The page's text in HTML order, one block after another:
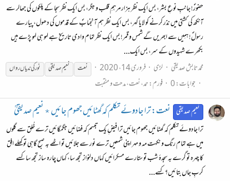
حضورؐ! جانبِ نوعِ بشر، بس ایک نظر ہزار مرہمِ قلب و جگر، بس ایک نظر سجا کے پلکوں کی جھالر سے
آنکھ کی کشتی میں نذر کرنے کو لایا گہر، بس ایک نظر ہم آنجنابؐ کے قدموں کی دھول، پیارے
رسولؐ! ہمِیں سے ابھریں گے شمس و قمر! بس ایک نظر تمام وادیِ تاریخ ہے لہو ہی لہو پڑے ہیں
بکھرے شہیدوں کے سر، بس ایک...
محمد تابش صدیقی
لڑی فروری 14، 2020 نعت نعیم صدیقی نورکیندیاںرواں
جوابات: 0 فورم:حمد، نعت، مدحت و منقبت
نعیم صدیقی نعت: ترا جادوئے تکلم کہ گھٹائیں جھوم جائیں ٭ نعیم صدیقیؒ
ترا جادوئے تکلم کہ گھٹائیں جھوم جائیں ترا فیضِ یک تبسم کہ فضائیں جگمگائیں ترے خُلق سے گلوں
میں ہے تمام رنگ و نکہت مہ و مہر اپنی شمعیں ترے نور سے جلائیں تو اٹھے بہ صبح گاہی تو کھلے افق
کا چہرہ تو گرے بہ سجدۂ شب تو ستارے مسکرائیں کہاں دلنواز تجھ سا، کہاں چاره ساز تجھ سا کسے
کربِ جاں بتائیں؟ کسے...